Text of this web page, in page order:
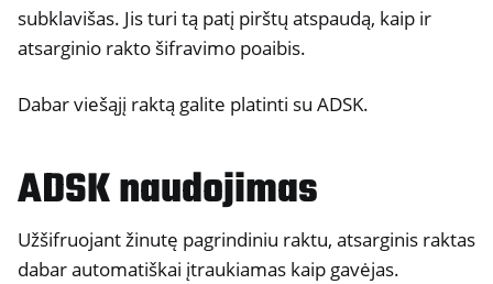
subklavišas. Jis turi tą patį pirštų atspaudą, kaip ir
atsarginio rakto šifravimo poaibis.
Dabar viešąjį raktą galite platinti su ADSK.
ADSK naudojimas
Užšifruojant žinutę pagrindiniu raktu, atsarginis raktas
dabar automatiškai įtraukiamas kaip gavėjas.